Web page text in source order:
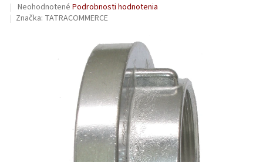
Priemerné
hodnotenie
Neohodnotené Podrobnosti hodnotenia
Značka: TATRACOMMERCE